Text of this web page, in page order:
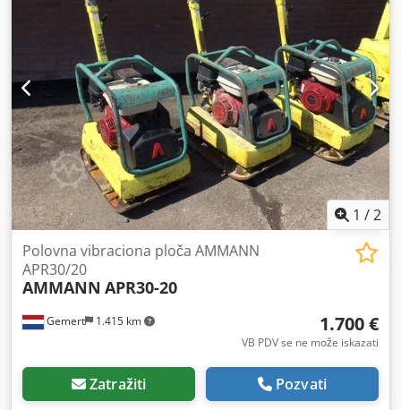
1 /2
Gemert 1.415 km
Polovna vibraciona ploča AMMANN
APR30/20
AMMANN APR30-20
1.700 €
VB PDV se ne može iskazati
Zatražiti Pozvati